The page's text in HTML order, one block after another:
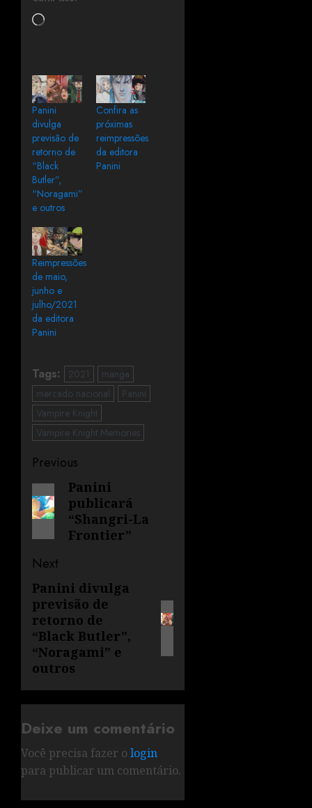
Panini
divulga
previsão de
retorno de
“Black
Butler”,
“Noragami”
e outros
Confira as
próximas
reimpressões
da editora
Panini
Reimpressões
de maio,
junho e
julho/2021
da editora
Panini
Tags: 2021
manga
mercado nacional
Panini
Vampire Knight
Vampire Knight Memories
Previous
Panini
publicará
“Shangri-La
Frontier”
Next
Panini divulga
previsão de
retorno de
“Black Butler”,
“Noragami” e
outros
Deixe um comentário
Você precisa fazer o login
para publicar um comentário.